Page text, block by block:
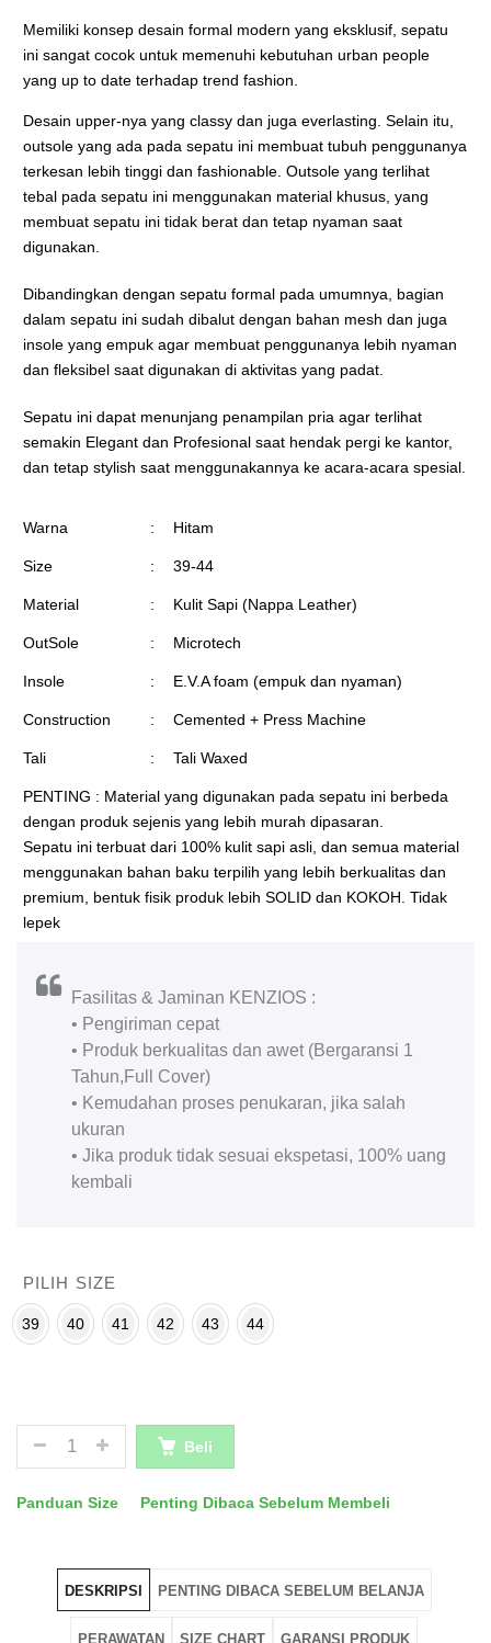
Memiliki konsep desain formal modern yang eksklusif, sepatu
ini sangat cocok untuk memenuhi kebutuhan urban people
yang up to date terhadap trend fashion.
Desain upper-nya yang classy dan juga everlasting. Selain itu,
outsole yang ada pada sepatu ini membuat tubuh penggunanya
terkesan lebih tinggi dan fashionable. Outsole yang terlihat
tebal pada sepatu ini menggunakan material khusus, yang
membuat sepatu ini tidak berat dan tetap nyaman saat
digunakan.
Dibandingkan dengan sepatu formal pada umumnya, bagian
dalam sepatu ini sudah dibalut dengan bahan mesh dan juga
insole yang empuk agar membuat penggunanya lebih nyaman
dan fleksibel saat digunakan di aktivitas yang padat.
Sepatu ini dapat menunjang penampilan pria agar terlihat
semakin Elegant dan Profesional saat hendak pergi ke kantor,
dan tetap stylish saat menggunakannya ke acara-acara spesial.
Warna : Hitam
Size : 39-44
Material : Kulit Sapi (Nappa Leather)
OutSole : Microtech
Insole : E.V.A foam (empuk dan nyaman)
Construction : Cemented + Press Machine
Tali : Tali Waxed
PENTING : Material yang digunakan pada sepatu ini berbeda
dengan produk sejenis yang lebih murah dipasaran.
Sepatu ini terbuat dari 100% kulit sapi asli, dan semua material
menggunakan bahan baku terpilih yang lebih berkualitas dan
premium, bentuk fisik produk lebih SOLID dan KOKOH. Tidak
lepek
Fasilitas & Jaminan KENZIOS :
• Pengiriman cepat
• Produk berkualitas dan awet (Bergaransi 1
Tahun,Full Cover)
• Kemudahan proses penukaran, jika salah
ukuran
• Jika produk tidak sesuai ekspetasi, 100% uang
kembali
PILIH SIZE
39 40 41 42 43 44
JUMLAH Beli
Panduan Size Penting Dibaca Sebelum Membeli
DESKRIPSI PENTING DIBACA SEBELUM BELANJA
PERAWATAN SIZE CHART GARANSI PRODUK